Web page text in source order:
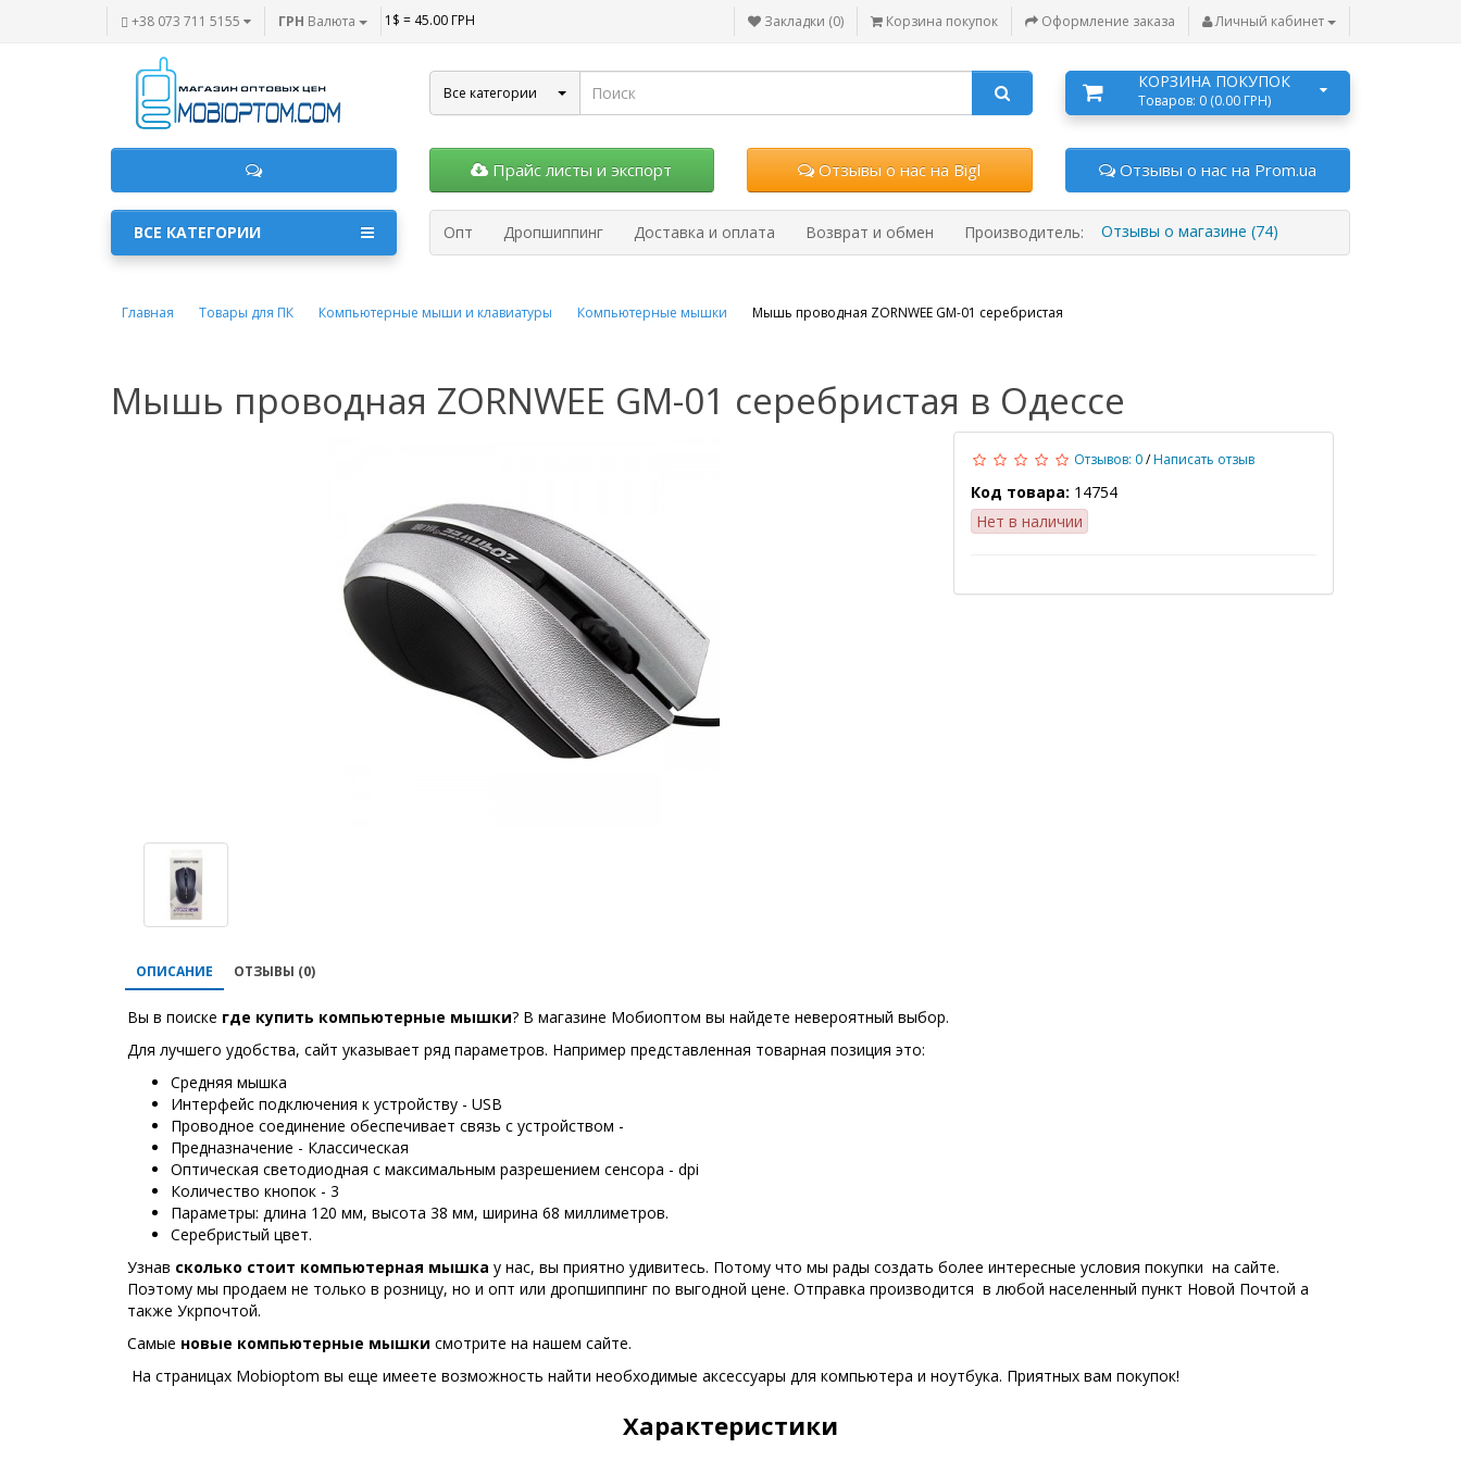
+38 073 711 5155 ГРН Валюта 1$ = 45.00 ГРН Закладки (0) Корзина покупок Оформление заказа Личный кабинет
Все категории
КОРЗИНА ПОКУПОК
Товаров: 0 (0.00 ГРН)
Прайс листы и экспорт Отзывы о нас на Bigl Отзывы о нас на Prom.ua
Опт Дропшиппинг Доставка и оплата Возврат и обмен Производитель: Отзывы о магазине (74)
ВСЕ КАТЕГОРИИ
Главная Товары для ПК Компьютерные мыши и клавиатуры Компьютерные мышки Мышь проводная ZORNWEE GM-01 серебристая
Мышь проводная ZORNWEE GM-01 серебристая в Одессе
Отзывов: 0/Написать отзыв
Код товара: 14754
Нет в наличии
ОПИСАНИЕ ОТЗЫВЫ (0)
Вы в поиске где купить компьютерные мышки? В магазине Мобиоптом вы найдете невероятный выбор.
Для лучшего удобства, сайт указывает ряд параметров. Например представленная товарная позиция это:
Средняя мышка
Интерфейс подключения к устройству - USB
Проводное соединение обеспечивает связь с устройством -
Предназначение - Классическая
Оптическая светодиодная с максимальным разрешением сенсора - dpi
Количество кнопок - 3
Параметры: длина 120 мм, высота 38 мм, ширина 68 миллиметров.
Серебристый цвет.
Узнав сколько стоит компьютерная мышка у нас, вы приятно удивитесь. Потому что мы рады создать более интересные условия покупки на сайте.
Поэтому мы продаем не только в розницу, но и опт или дропшиппинг по выгодной цене. Отправка производится в любой населенный пункт Новой Почтой а
также Укрпочтой.
Самые новые компьютерные мышки смотрите на нашем сайте.
На страницах Mobioptom вы еще имеете возможность найти необходимые аксессуары для компьютера и ноутбука. Приятных вам покупок!
Характеристики